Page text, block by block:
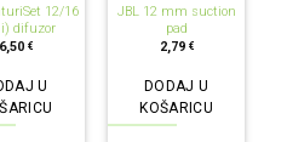
12/16
i) difuzor
6,50 €
U
JBL 12 mm suction
pad
2,79 €
DODAJ U
KOŠARICU